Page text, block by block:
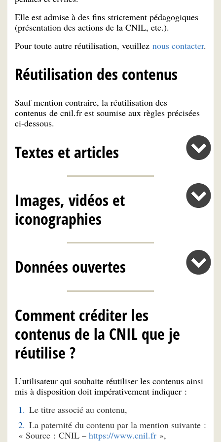
Elle est admise à des fins strictement pédagogiques
(présentation des actions de la CNIL, etc.).
Pour toute autre réutilisation, veuillez nous contacter.
Réutilisation des contenus
Sauf mention contraire, la réutilisation des
contenus de cnil.fr est soumise aux règles précisées
ci-dessous.
Textes et articles
Images, vidéos et
iconographies
Données ouvertes
Comment créditer les
contenus de la CNIL que je
réutilise ?
L’utilisateur qui souhaite réutiliser les contenus ainsi
mis à disposition doit impérativement indiquer :
Le titre associé au contenu,
La paternité du contenu par la mention suivante :
« Source : CNIL – https://www.cnil.fr »,